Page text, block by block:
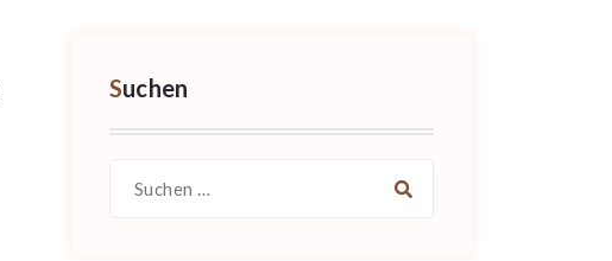
Suchen
nach: